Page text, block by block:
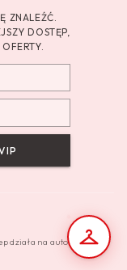
ZNALEŹĆ.
DOSTĘP,
działa na autorskim